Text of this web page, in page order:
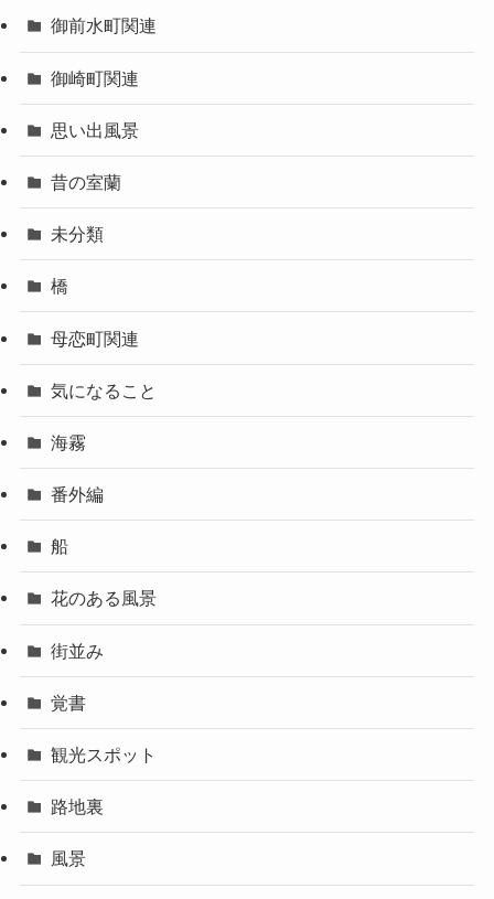
御前水町関連
御崎町関連
思い出風景
昔の室蘭
未分類
橋
母恋町関連
気になること
海霧
番外編
船
花のある風景
街並み
覚書
観光スポット
路地裏
風景